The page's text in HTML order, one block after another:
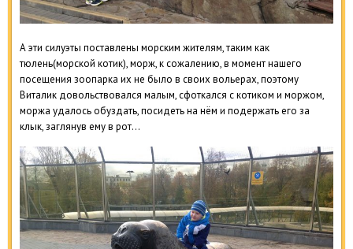
А эти силуэты поставлены морским жителям, таким как
тюлень(морской котик), морж, к сожалению, в момент нашего
посещения зоопарка их не было в своих вольерах, поэтому
Виталик довольствовался малым, сфоткался с котиком и моржом,
моржа удалось обуздать, посидеть на нём и подержать его за
клык, заглянув ему в рот…